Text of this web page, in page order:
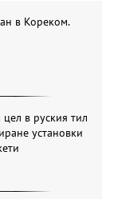
в Кореком.
в руския тил
установки